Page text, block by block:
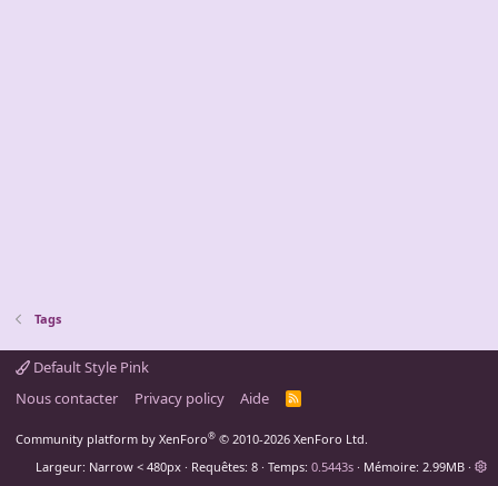
Tags
Default Style Pink
Nous contacter
Privacy policy Aide
R
Community platform by XenForo® © 2010-2026 XenForo Ltd.
Largeur
Requêtes 8 Temps 0.5443s Mémoire 2.99MB